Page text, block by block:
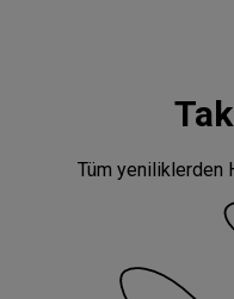
Tüm yeniliklerden